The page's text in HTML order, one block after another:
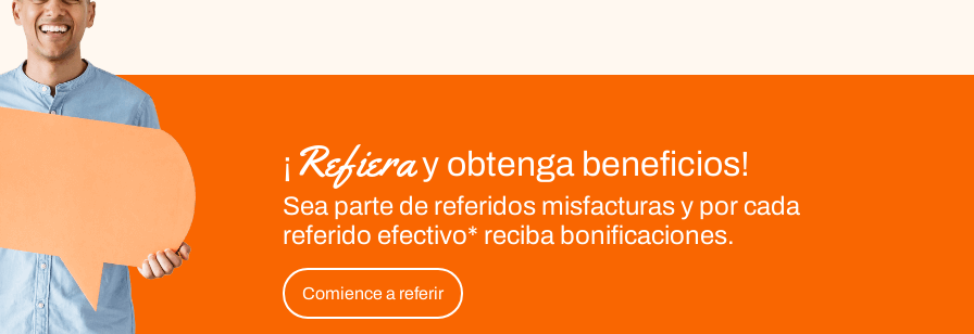
¡ Refieray obtenga beneficios!
Sea parte de referidos misfacturasy por cada
referido efectivo* reciba bonificaciones.
Comience a referir